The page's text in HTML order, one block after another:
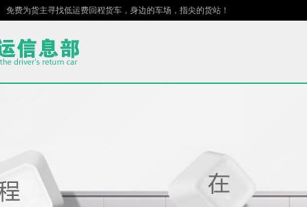
免费为货主寻找低运费回程货车，身边的车场，指尖的货站！